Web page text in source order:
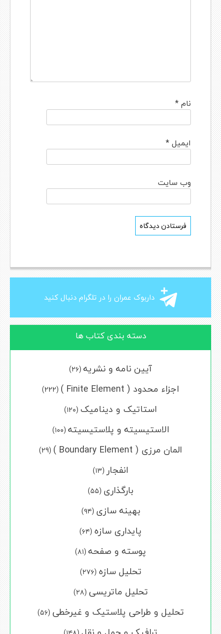
داربوک عمران را در تلگرام دنبال کنید
دسته بندی کتاب ها
آیین نامه و نشریه (۲۶)
اجزاء محدود ( Finite Element ) (222)
استاتیک و دینامیک (۱۲۰)
الاستیسیته و پلاستیسیته (۱۰۰)
المان مرزی ( Boundary Element ) (29)
انفجار (۱۳)
بارگذاری (۵۵)
بهینه سازی (۹۴)
پایداری سازه (۶۴)
پوسته و صفحه (۸۱)
تحلیل سازه (۲۷۶)
تحلیل ماتریسی (۲۸)
تحلیل و طراحی پلاستیک و غیرخطی (۵۶)
نام*
ایمیل*
وب‌ سایت